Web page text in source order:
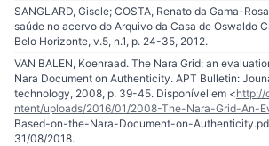
SANGLARD, Gisele; COSTA, Renato da Gama-
saúde no acervo do Arquivo da Casa de Oswaldo
Belo Horizonte, v.5, n.1, p. 24-35, 2012.
VAN BALEN, Koenraad. The Nara Grid: an
Nara Document on Authenticity. APT Bulletin:
technology, 2008, p. 39-45. Disponível em <http://
ntent/uploads/2016/01/2008-The-Nara-Grid-An-
Based-on-the-Nara-Document-on-
31/08/2018.